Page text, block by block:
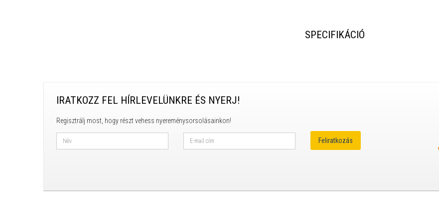
SPECIFIKÁCIÓ
IRATKOZZ FEL HÍRLEVELÜNKRE ÉS NYERJ!
Regisztrálj most, hogy részt vehess nyereménysorsolásainkon!